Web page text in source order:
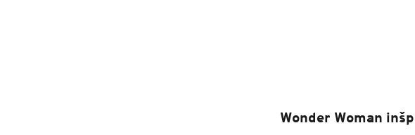
Wonder Woman